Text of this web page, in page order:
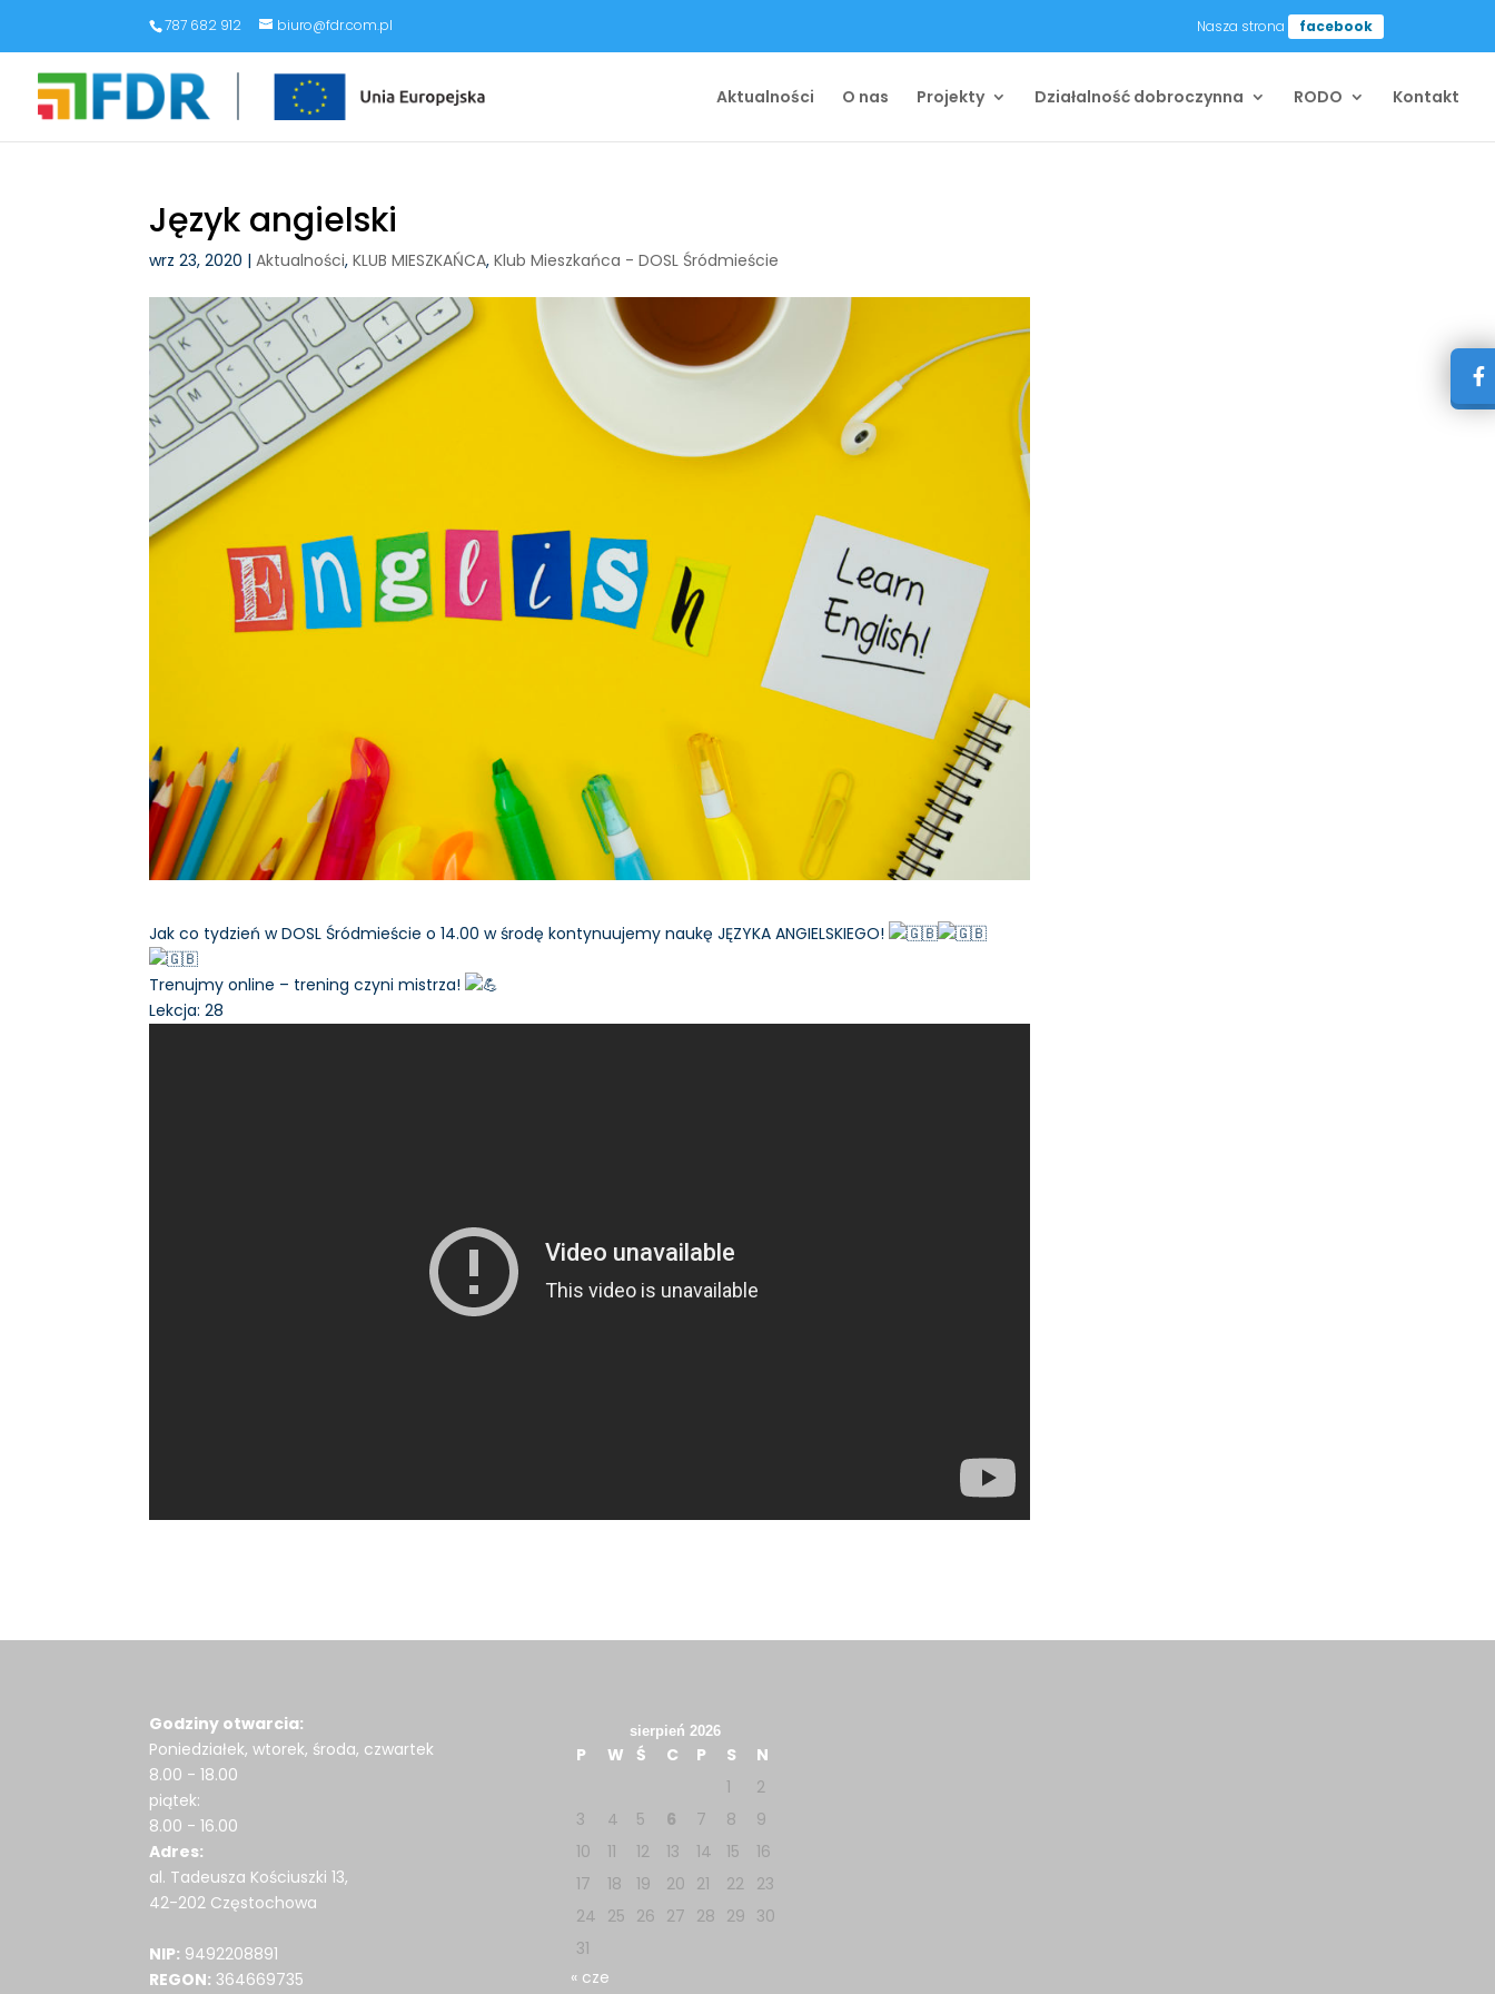
787 682 912 biuro@fdr.com.pl Nasza strona facebook
Aktualności O nas Projekty Działalność dobroczynna RODO Kontakt
Język angielski
wrz 23, 2020 |Aktualności,KLUB MIESZKAŃCA,Klub Mieszkańca - DOSL Śródmieście
Jak co tydzień w DOSL Śródmieście o 14.00 w środę kontynuujemy naukę JĘZYKA ANGIELSKIEGO!
Trenujmy online – trening czyni mistrza!
Lekcja: 28
Godziny otwarcia:
Poniedziałek, wtorek, środa, czwartek
8.00 - 18.00
piątek:
8.00 - 16.00
Adres:
al. Tadeusza Kościuszki 13,
42-202 Częstochowa
NIP: 9492208891
REGON: 364669735
sierpień 2026
P W Ś C P S
N
1
2
3
4 5 6 7 8
9
10
11 12 13 14 15
16
17
18 19 20 21 22
23
24 25 26 27 28 29 30
31
« cze